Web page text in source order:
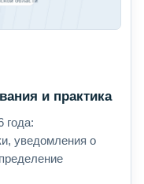
и практика
года:
уведомления о